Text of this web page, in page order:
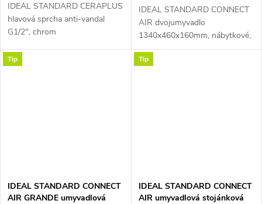
IDEAL STANDARD CERAPLUS
hlavová sprcha anti-vandal
G1/2", chrom
IDEAL STANDARD CONNECT
AIR dvojumyvadlo
1340x460x160mm, nábytkové,
2 otvory, bílá
Tip
IDEAL STANDARD CONNECT
AIR GRANDE umyvadlová
Tip
IDEAL STANDARD CONNECT
AIR umyvadlová stojánková